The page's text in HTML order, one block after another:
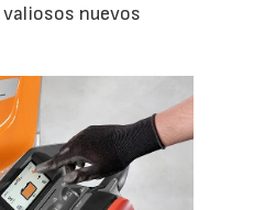
nuevos